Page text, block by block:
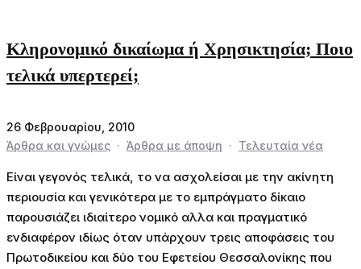
Κληρονομικό δικαίωμα ή Χρησικτησία; Ποιο
τελικά υπερτερεί;
26 Φεβρουαρίου, 2010
Άρθρα και γνώμες · Άρθρα με άποψη · Τελευταία νέα
Είναι γεγονός τελικά, το να ασχολείσαι με την ακίνητη
περιουσία και γενικότερα με το εμπράγματο δίκαιο
παρουσιάζει ιδιαίτερο νομικό αλλα και πραγματικό
ενδιαφέρον ιδίως όταν υπάρχουν τρεις αποφάσεις του
Πρωτοδικείου και δύο του Εφετείου Θεσσαλονίκης που